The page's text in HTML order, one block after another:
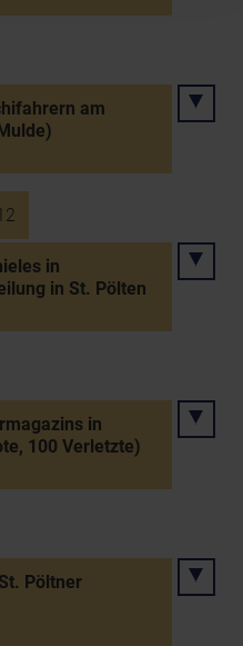
am
in
in St. Pölten
in
100 Verletzte)
Pöltner